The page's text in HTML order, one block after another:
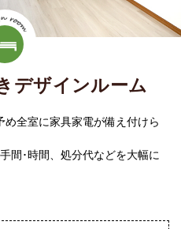
デザインルーム
め全室に家具家電が備え付けら
間･時間、処分代などを大幅に